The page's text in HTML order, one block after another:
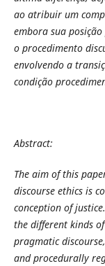
ao atribuir um
embora sua
o procedimento
envolvendo a
condição
Abstract:
The aim of this
discourse ethics is
conception of
the different kinds
pragmatic
and procedurally